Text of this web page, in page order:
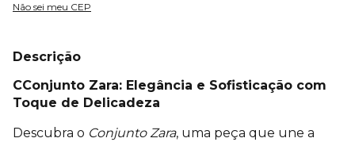
Não sei meu CEP
Descrição
CConjunto Zara: Elegância e Sofisticação com
Toque de Delicadeza
Descubra o Conjunto Zara, uma peça que une a